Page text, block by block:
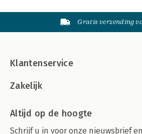
Gratis verzending
Klantenservice
Zakelijk
Altijd op de hoogte
Schrijf u in voor onze nieuwsbrief